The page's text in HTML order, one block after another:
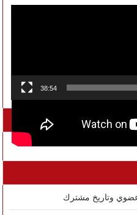
38:54
عضوي وتاريخ مشترك